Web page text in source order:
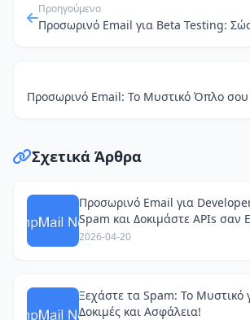
Προηγούμενο
Σχετικά Άρθρα
Προσωρινό Email για
Spam και Δοκιμάστε APIs σαν
2026-04-20
Ξεχάστε τα Spam: Το Μυστικό
Δοκιμές και Ασφάλεια!